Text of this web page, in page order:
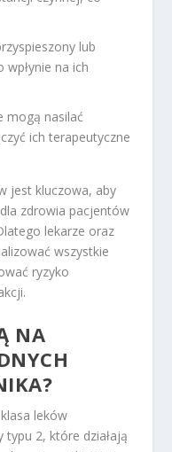
lub
na ich
mogą nasilać
ich terapeutyczne
jest kluczowa, aby
zdrowia pacjentów
lekarze oraz
wszystkie
ryzyko
NA
leków
typu 2, które działają